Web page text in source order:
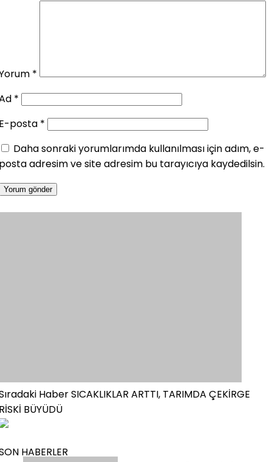
*
*
posta *
Daha sonraki yorumlarımda kullanılması için adım, e-
adresim ve site adresim bu tarayıcıya kaydedilsin.
HaberSICAKLIKLAR ARTTI, TARIMDA ÇEKİRGE
BÜYÜDÜ
HABERLER